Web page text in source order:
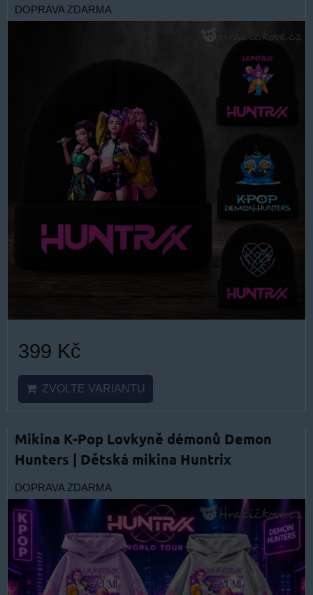
DOPRAVA ZDARMA
399 Kč
ZVOLTE VARIANTU
Mikina K-Pop Lovkyně démonů Demon
Hunters | Dětská mikina Huntrix
DOPRAVA ZDARMA